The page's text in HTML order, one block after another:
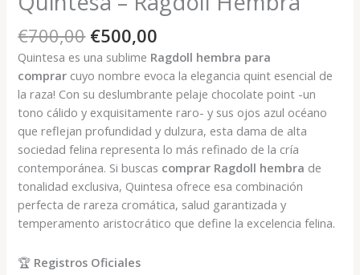
€700,00 El
precio
original
era:
€700,00.
€500,00
precio
actual
es:
€500,00.
Quintesa es una sublime Ragdoll hembra para
comprar cuyo nombre evoca la elegancia quint esencial de
la raza! Con su deslumbrante pelaje chocolate point -un
tono cálido y exquisitamente raro- y sus ojos azul océano
que reflejan profundidad y dulzura, esta dama de alta
sociedad felina representa lo más refinado de la cría
contemporánea. Si buscas comprar Ragdoll hembra de
tonalidad exclusiva, Quintesa ofrece esa combinación
perfecta de rareza cromática, salud garantizada y
temperamento aristocrático que define la excelencia felina.
🏆 Registros Oficiales